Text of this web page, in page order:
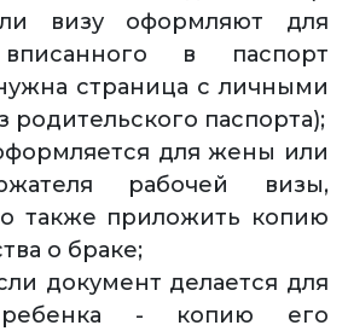
визу оформляют для
в паспорт
страница с личными
паспорта);
для жены или
рабочей визы,
также приложить копию
о браке;
документ делается для
- копию его